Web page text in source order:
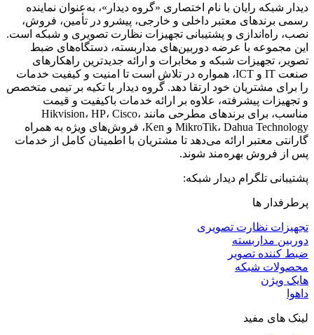
دیدار شبکه رایان با نام اختصاری «گروه دیدار»، به‌عنوان نماینده
رسمی برندهای معتبر داخلی و خارجی، پیشرو در تأمین، فروش،
نصب، راه‌اندازی و پشتیبانی تجهیزات نظارت تصویری و شبکه است.
این مجموعه با عرضه دوربین‌های مداربسته، دستگاه‌های ضبط
تصویر، تجهیزات شبکه و مخابرات و ارائه جدیدترین راهکارهای
صنعت IT و ICT، همواره در تلاش است تا امنیت و کیفیت خدمات
را برای مشتریان خود ارتقا دهد. گروه دیدار با تکیه بر تیمی متخصص
و تجهیزات پیشرفته، علاوه بر ارائه خدمات باکیفیت و قیمت
مناسب، برای برندهای مطرحی مانند Hikvision، HP، Cisco،
MikroTik، Dahua Technology و Ken، فروش‌های ویژه به همراه
گارانتی معتبر ارائه می‌دهد تا مشتریان با اطمینان کامل از خدمات
پس از فروش بهره‌مند شوند.
پشتیبانی تلگرام دیدار شبکه:
پرطرفدار ها
تجهیزات نظارت تصویری
دوربین مداربسته
ضبط کننده تصویر
محصولات شبکه
هایک ویژن
داهوا
لینک های مفید